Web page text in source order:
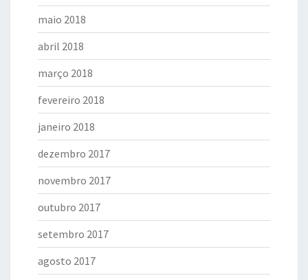
maio 2018
abril 2018
março 2018
fevereiro 2018
janeiro 2018
dezembro 2017
novembro 2017
outubro 2017
setembro 2017
agosto 2017